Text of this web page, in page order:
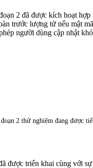
2 đã được kích hoạt
trước lượng tử nếu mật
người dùng cập nhật
2 thử nghiệm đang được
được triển khai cùng với